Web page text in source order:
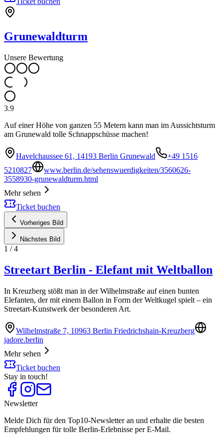
Grunewaldturm
Unsere Bewertung
3.9
Auf einer Höhe von ganzen 55 Metern kann man im Aussichtsturm
am Grunewald tolle Schnappschüsse machen!
Havelchaussee 61, 14193 Berlin Grunewald
+49 1516
5210827
www.berlin.de/sehenswuerdigkeiten/3560626-
3558930-grunewaldturm.html
Mehr sehen
Ticket buchen
Vorheriges Bild
Nächstes Bild
1 /4
Streetart Berlin - Elefant mit Weltballon
In Kreuzberg stößt man in der Wilhelmstraße auf einen bunten
Elefanten, der mit einem Ballon in Form der Weltkugel spielt – ein
Streetart-Kunstwerk der besonderen Art.
Wilhelmstraße 7, 10963 Berlin Friedrichshain-Kreuzberg
jadore.berlin
Mehr sehen
Ticket buchen
Stay in touch!
Newsletter
Melde Dich für den Top10-Newsletter an und erhalte die besten
Empfehlungen für tolle Berlin-Erlebnisse per E-Mail.